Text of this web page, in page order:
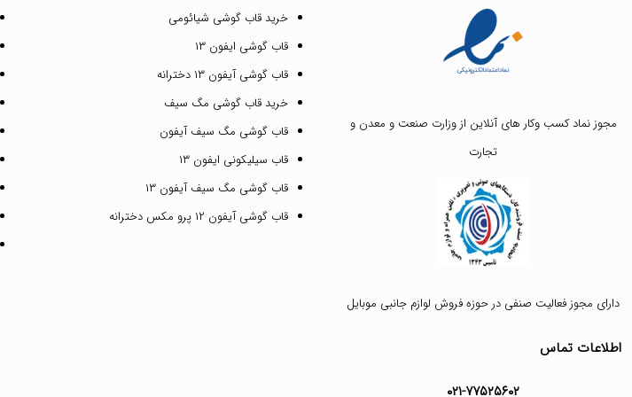
مجوز نماد کسب وکار های آنلاین از وزارت صنعت و معدن و
تجارت
دارای مجوز فعالیت صنفی در حوزه فروش لوازم جانبی موبایل
اطلاعات تماس
۰۲۱-۷۷۵۲۵۶۰۲
خرید قاب گوشی شیائومی
قاب گوشی ایفون ۱۳
قاب گوشی آیفون ۱۳ دخترانه
خرید قاب گوشی مگ سیف
قاب گوشی مگ سیف آیفون
قاب سیلیکونی ایفون ۱۳
قاب گوشی مگ سیف آیفون ۱۳
قاب گوشی آیفون ۱۲ پرو مکس دخترانه